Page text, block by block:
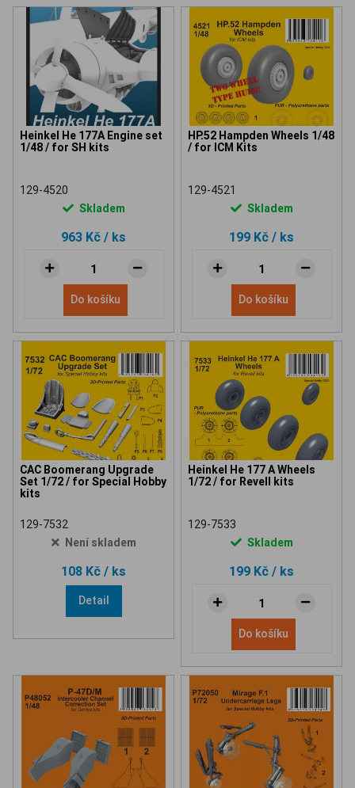
Heinkel He 177A Engine set
1/48 / for SH kits
129-4520
Skladem
963 Kč / ks
Do košíku
HP.52 Hampden Wheels 1/48
/ for ICM Kits
129-4521
Skladem
199 Kč / ks
Do košíku
CAC Boomerang Upgrade
Set 1/72 / for Special Hobby
kits
129-7532
Není skladem
108 Kč / ks
Detail
Heinkel He 177 A Wheels
1/72 / for Revell kits
129-7533
Skladem
199 Kč / ks
Do košíku